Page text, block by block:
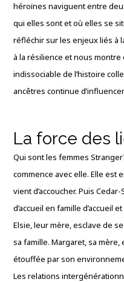
héroïnes naviguent entre
qui elles sont et où elles se
réfléchir sur les enjeux liés à
à la résilience et nous montre
indissociable de l’histoire
ancêtres continue
La force des
Qui sont les femmes
commence avec elle. Elle est
vient d’accoucher. Puis
d’accueil en famille d’accueil
Elsie, leur mère, esclave de
sa famille. Margaret, sa
étouffée par son
Les relations